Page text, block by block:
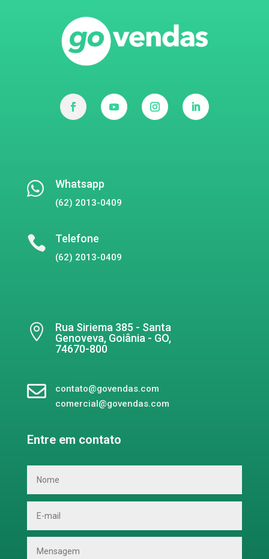
 Whatsapp
(62) 2013-0409
 Telefone
(62) 2013-0409

Rua Siriema 385 - Santa
Genoveva, Goiânia - GO,
74670-800

contato@govendas.com
comercial@govendas.com
Entre em contato